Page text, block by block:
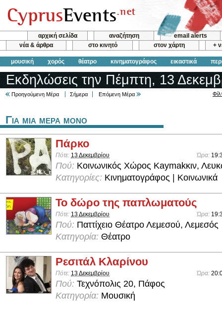
αρχική σελίδα αναζήτηση
email alerts
νέα & άρθρα
στο κινητό στον χάρτη +
μουσική χορός θέατρο κινηματογράφος εικαστικά
Εκδηλώσεις την Πέμπτη, 13
Προηγούμενη Μέρα Σήμερα Επόμενη Μέρα
Για μια μερα μονο
Πάρκο
Πότε: 13 Δεκεμβρίου Ώρα:
Πού: Κοινωνικός Χώρος Kaymakκιν,
Κατηγορίες: Κινηματογράφος | Κοινωνικά
Το δώρο της παπλωματούς
Πότε: 13 Δεκεμβρίου Ώρα:
Πού: Παττίχειο Θέατρο Λεμεσού, Λεμεσός
Κατηγορία: Θέατρο
Ρεσιτάλ Κλαρίνου
Πότε: 13 Δεκεμβρίου Ώρα:
Πού: Τεχνόπολις 20, Πάφος
Κατηγορία: Μουσική